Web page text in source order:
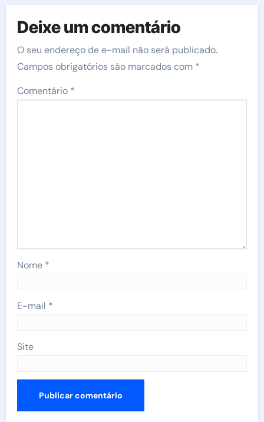
Deixe um comentário
O seu endereço de e-mail não será publicado.
Campos obrigatórios são marcados com *
Comentário *
Nome *
E-mail *
Site